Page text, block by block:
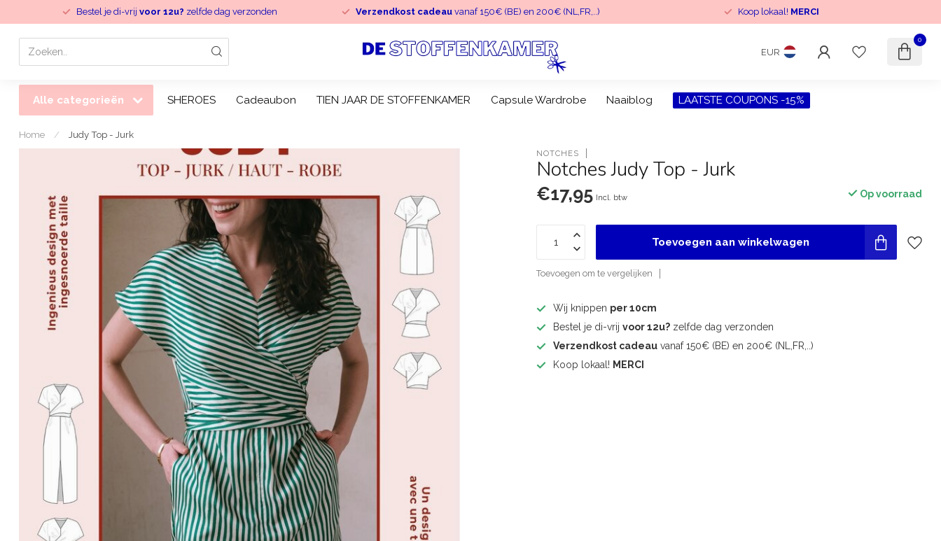
Bestel je di-vrij voor 12u? zelfde dag verzonden Verzendkost cadeauvanaf 150€ (BE) en 200€ (NL,FR,..) Koop lokaal! MERCI
EUR
0
Alle categorieën SHEROES Cadeaubon TIEN JAAR DE STOFFENKAMER Capsule Wardrobe Naaiblog LAATSTE COUPONS -15%
Home / Judy Top - Jurk
NOTCHES
Notches Judy Top - Jurk
€17,95 Incl. btw Op voorraad
Toevoegen aan winkelwagen
Toevoegen om te vergelijken
Wij knippen per 10cm
Bestel je di-vrijvoor 12u? zelfde dag verzonden
Verzendkost cadeau vanaf 150€ (BE) en 200€ (NL,FR,..)
Koop lokaal! MERCI